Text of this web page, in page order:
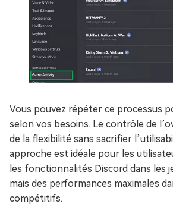
Vous pouvez répéter ce processus
selon vos besoins. Le contrôle de
de la flexibilité sans sacrifier
approche est idéale pour les
les fonctionnalités Discord dans les
mais des performances maximales
compétitifs.